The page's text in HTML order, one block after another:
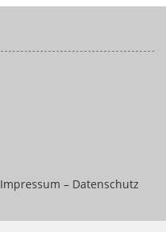
Impressum – Datenschutz